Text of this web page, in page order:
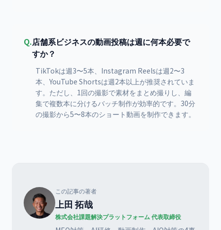
Q.店舗系ビジネスの動画投稿は週に何本必要で
すか？
TikTokは週3〜5本、Instagram Reelsは週2〜3
本、YouTube Shortsは週2本以上が推奨されていま
す。ただし、1回の撮影で素材をまとめ撮りし、編
集で複数本に分けるバッチ制作が効率的です。30分
の撮影から5〜8本のショート動画を制作できます。
この記事の著者
上田 拓哉
株式会社課題解決プラットフォーム 代表取締役